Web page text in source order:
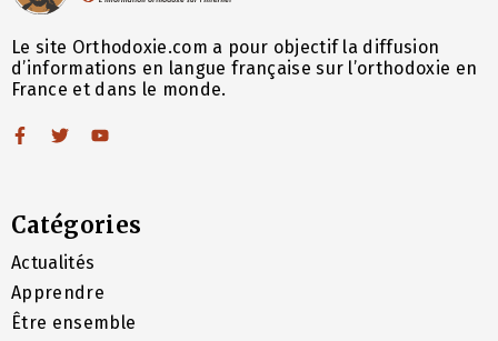
Le site Orthodoxie.com a pour objectif la diffusion
d’informations en langue française sur l’orthodoxie en
France et dans le monde.
Catégories
Actualités
Apprendre
Être ensemble